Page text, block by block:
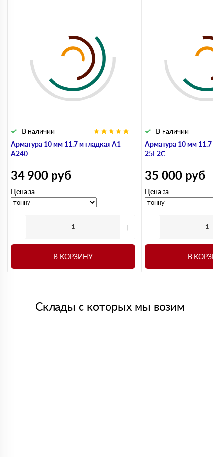
Арматура 10 мм 11.7 м гладкая А1
А240
В наличии
34 900 руб
Цена за
- +
В КОРЗИНУ
Арматура 10 мм 11.7 м
25Г2С
В наличии
35 000 руб
Цена за
-
В
Склады с которых мы возим